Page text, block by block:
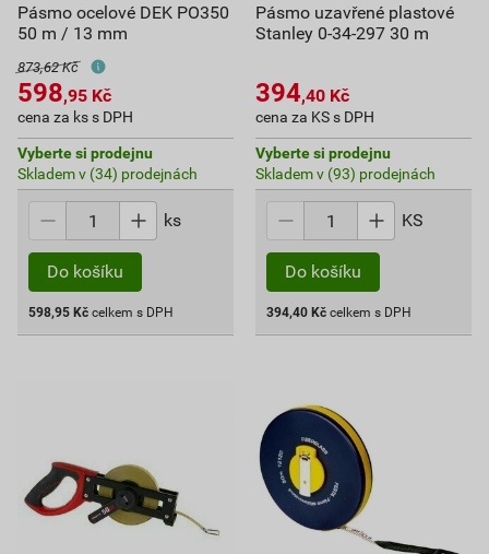
Pásmo ocelové DEK PO350
50 m / 13 mm
873,62 Kč
598,95 Kč
cena za ks s DPH
Vyberte si prodejnu
Skladem v (34) prodejnách
ks
Do košíku
598,95 Kč celkem s DPH
Pásmo uzavřené plastové
Stanley 0-34-297 30 m
394,40 Kč
cena za KS s DPH
Vyberte si prodejnu
Skladem v (93) prodejnách
KS
Do košíku
394,40 Kč celkem s DPH